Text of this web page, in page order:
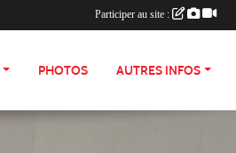
PHOTOS AUTRES INFOS
Participer au site :